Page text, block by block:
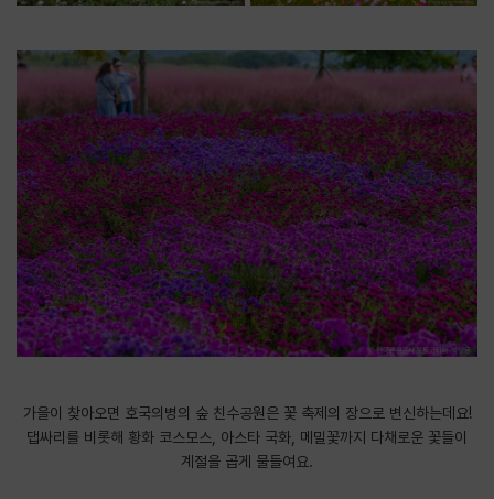
가을이 찾아오면 호국의병의 숲 친수공원은 꽃 축제의 장으로 변신하는데요!
댑싸리를 비롯해 황화 코스모스, 아스타 국화, 메밀꽃까지 다채로운 꽃들이
계절을 곱게 물들여요.